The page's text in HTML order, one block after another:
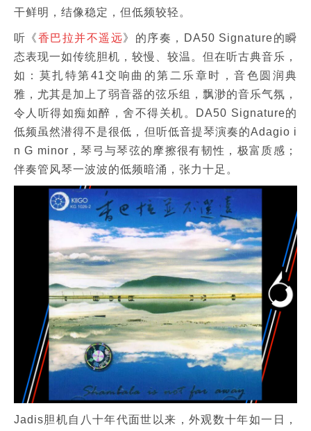
干鲜明，结像稳定，但低频较轻。
听《香巴拉并不遥远》的序奏，DA50 Signature的瞬
态表现一如传统胆机，较慢、较温。但在听古典音乐，
如：莫扎特第41交响曲的第二乐章时，音色圆润典
雅，尤其是加上了弱音器的弦乐组，飘渺的音乐气氛，
令人听得如痴如醉，舍不得关机。DA50 Signature的
低频虽然潜得不是很低，但听低音提琴演奏的Adagio i
n G minor，琴弓与琴弦的摩擦很有韧性，极富质感；
伴奏管风琴一波波的低频暗涌，张力十足。
Jadis胆机自八十年代面世以来，外观数十年如一日，